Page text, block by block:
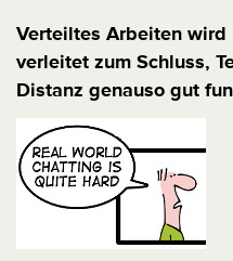
Verteiltes Arbeiten wird
verleitet zum Schluss,
Distanz genauso gut